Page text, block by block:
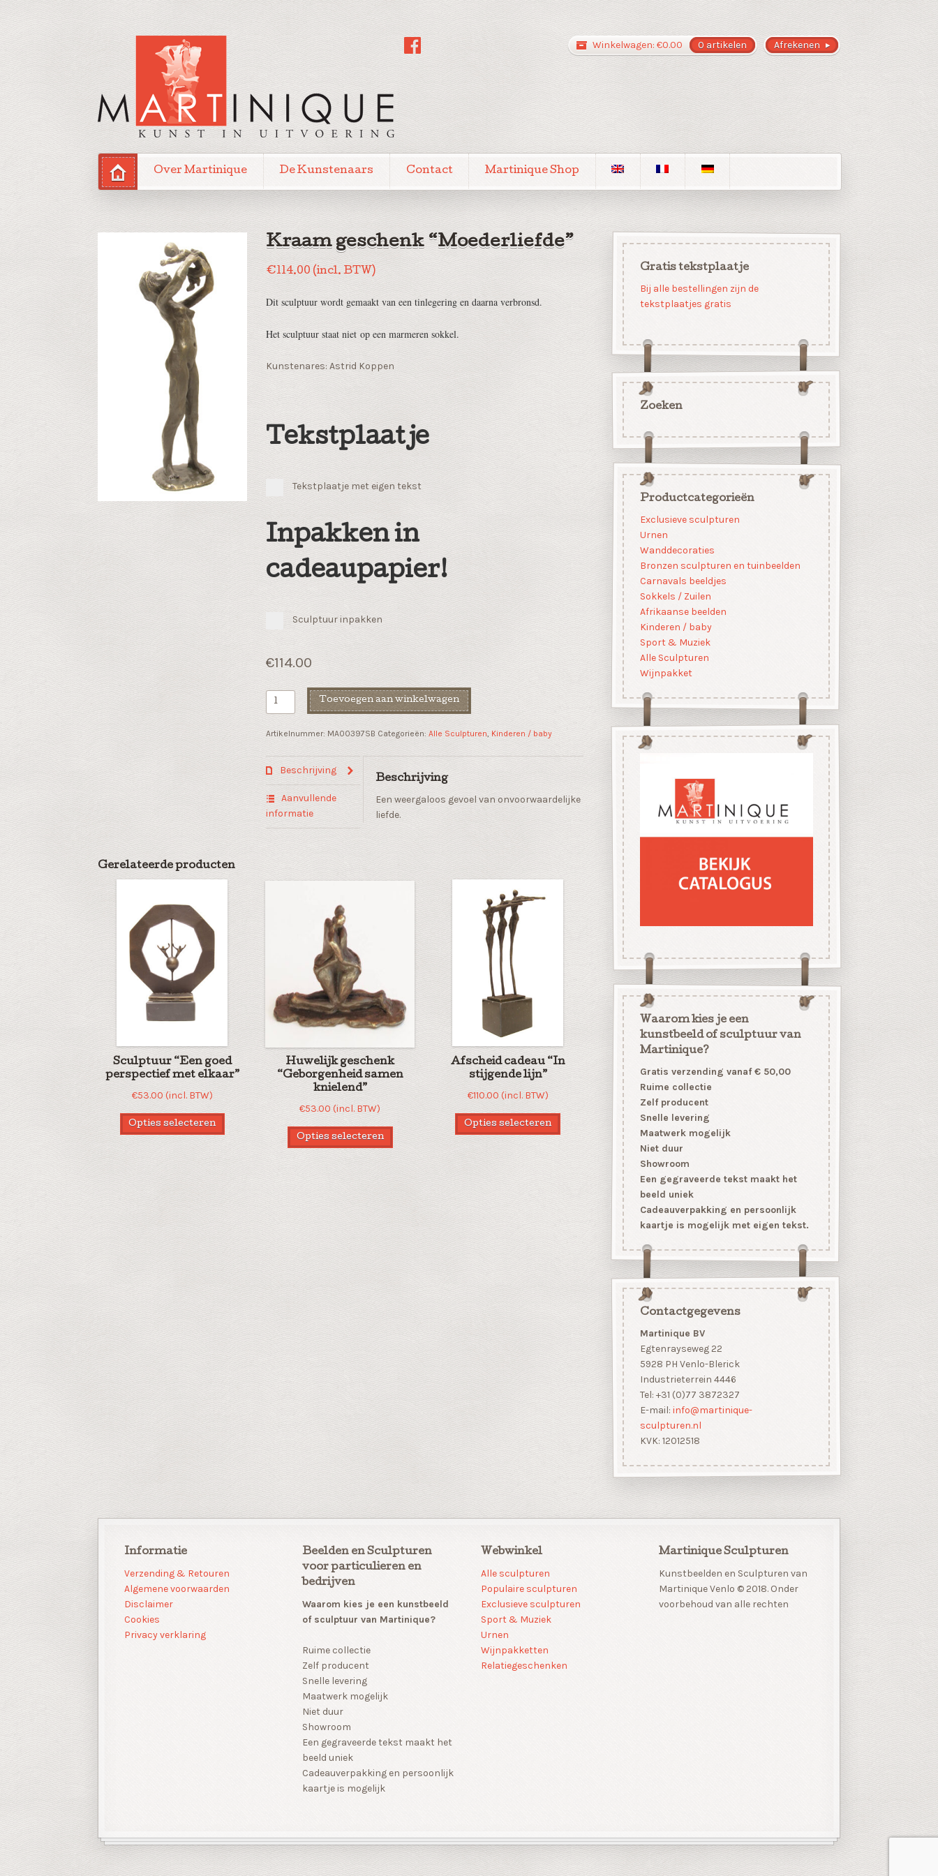
Afrekenen
Winkelwagen: €0.00 0 artikelen
Over Martinique De Kunstenaars Contact Martinique Shop
Kraam geschenk “Moederliefde”
€114.00 (incl. BTW)
Dit sculptuur wordt gemaakt van een tinlegering en daarna verbronsd.
Het sculptuur staat niet op een marmeren sokkel.
Kunstenares: Astrid Koppen
Tekstplaatje
Tekstplaatje met eigen tekst
Inpakken in
cadeaupapier!
Sculptuur inpakken
€114.00
Kraam
geschenk
Toevoegen aan winkelwagen
Artikelnummer: MA00397SB Categorieën: Alle Sculpturen Kinderen / baby
Beschrijving
Aanvullende
informatie
Beschrijving
Een weergaloos gevoel van onvoorwaardelijke
liefde.
Gerelateerde producten
Sculptuur “Een goed
perspectief met elkaar”
€53.00 (incl. BTW)
Opties selecteren
Huwelijk geschenk
“Geborgenheid samen
knielend”
€53.00 (incl. BTW)
Opties selecteren
Afscheid cadeau “In
stijgende lijn”
€110.00 (incl. BTW)
Opties selecteren
Gratis tekstplaatje
Bij alle bestellingen zijn de
tekstplaatjes gratis
Zoeken
Productcategorieën
Exclusieve sculpturen
Urnen
Wanddecoraties
Bronzen sculpturen en tuinbeelden
Carnavals beeldjes
Sokkels / Zuilen
Afrikaanse beelden
Kinderen / baby
Sport & Muziek
Alle Sculpturen
Wijnpakket
Waarom kies je een
kunstbeeld of sculptuur van
Martinique?
Gratis verzending vanaf € 50,00
Ruime collectie
Zelf producent
Snelle levering
Maatwerk mogelijk
Niet duur
Showroom
Een gegraveerde tekst maakt het
beeld uniek
Cadeauverpakking en persoonlijk
kaartje is mogelijk met eigen tekst.
Contactgegevens
Martinique BV
Egtenrayseweg 22
5928 PH Venlo-Blerick
Industrieterrein 4446
Tel: +31 (0)77 3872327
E-mail: info@martinique-
sculpturen.nl
KVK: 12012518
Informatie
Verzending & Retouren
Algemene voorwaarden
Disclaimer
Cookies
Privacy verklaring
Beelden en Sculpturen
voor particulieren en
bedrijven
Waarom kies je een kunstbeeld
of sculptuur van Martinique?
Ruime collectie
Zelf producent
Snelle levering
Maatwerk mogelijk
Niet duur
Showroom
Een gegraveerde tekst maakt het
beeld uniek
Cadeauverpakking en persoonlijk
kaartje is mogelijk
Webwinkel
Alle sculpturen
Populaire sculpturen
Exclusieve sculpturen
Sport & Muziek
Urnen
Wijnpakketten
Relatiegeschenken
Martinique Sculpturen
Kunstbeelden en Sculpturen van
Martinique Venlo © 2018. Onder
voorbehoud van alle rechten